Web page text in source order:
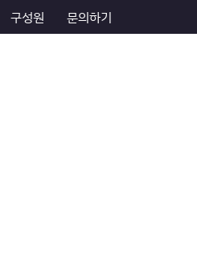
구성원 문의하기